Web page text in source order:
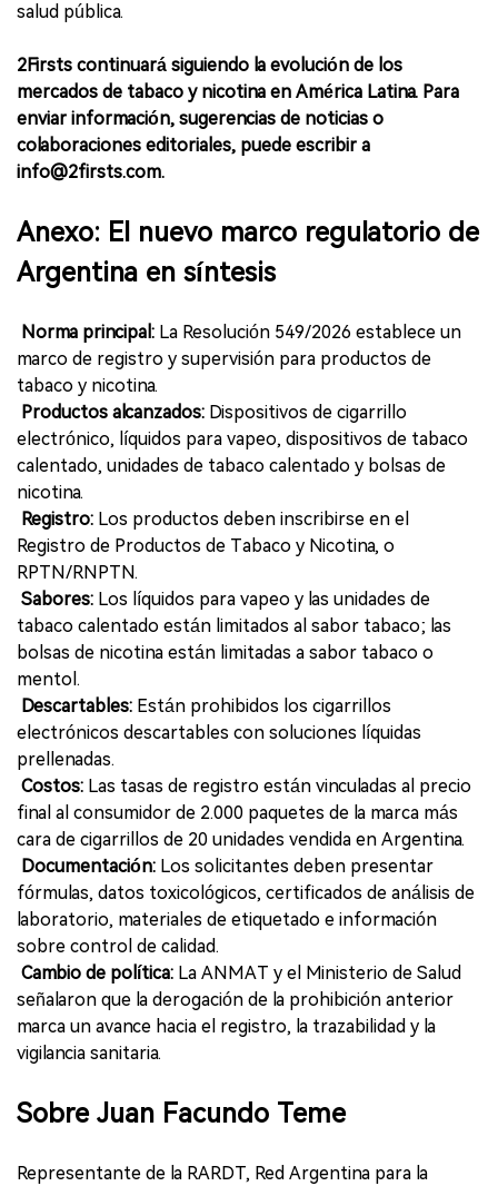
salud pública.
2Firsts continuará siguiendo la evolución de los
mercados de tabaco y nicotina en América Latina. Para
enviar información, sugerencias de noticias o
colaboraciones editoriales, puede escribir a
info@2firsts.com.
Anexo: El nuevo marco regulatorio de
Argentina en síntesis
Norma principal: La Resolución 549/2026 establece un
marco de registro y supervisión para productos de
tabaco y nicotina.
Productos alcanzados: Dispositivos de cigarrillo
electrónico, líquidos para vapeo, dispositivos de tabaco
calentado, unidades de tabaco calentado y bolsas de
nicotina.
Registro: Los productos deben inscribirse en el
Registro de Productos de Tabaco y Nicotina, o
RPTN/RNPTN.
Sabores: Los líquidos para vapeo y las unidades de
tabaco calentado están limitados al sabor tabaco; las
bolsas de nicotina están limitadas a sabor tabaco o
mentol.
Descartables: Están prohibidos los cigarrillos
electrónicos descartables con soluciones líquidas
prellenadas.
Costos: Las tasas de registro están vinculadas al precio
final al consumidor de 2.000 paquetes de la marca más
cara de cigarrillos de 20 unidades vendida en Argentina.
Documentación: Los solicitantes deben presentar
fórmulas, datos toxicológicos, certificados de análisis de
laboratorio, materiales de etiquetado e información
sobre control de calidad.
Cambio de política: La ANMAT y el Ministerio de Salud
señalaron que la derogación de la prohibición anterior
marca un avance hacia el registro, la trazabilidad y la
vigilancia sanitaria.
Sobre Juan Facundo Teme
Representante de la RARDT, Red Argentina para la